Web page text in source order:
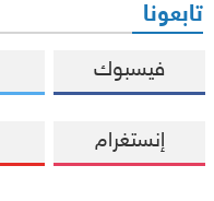
تابعونا
فيسبوك
إنستغرام